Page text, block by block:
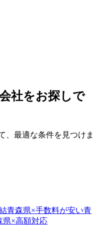
社をお探しで
、最適な条件を見つけま
青森県×手数料が安い青
県×高額対応